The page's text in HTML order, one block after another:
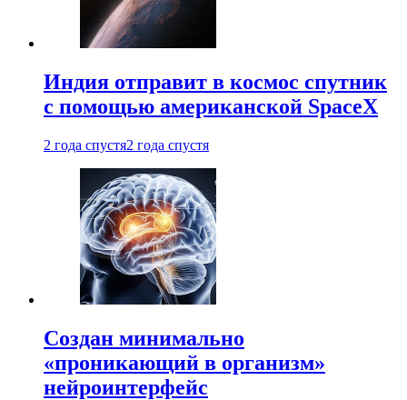
Индия отправит в космос спутник
с помощью американской SpaceX
2 года спустя2 года спустя
Создан минимально
«проникающий в организм»
нейроинтерфейс